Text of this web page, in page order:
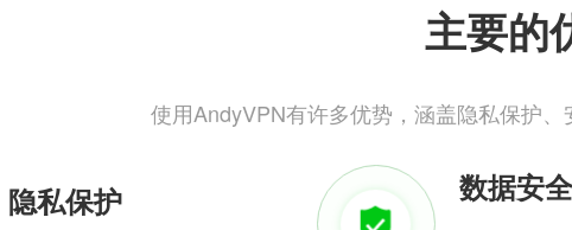
主要的
使用AndyVPN有许多优势，涵盖隐私保护
隐私保护 数据安全